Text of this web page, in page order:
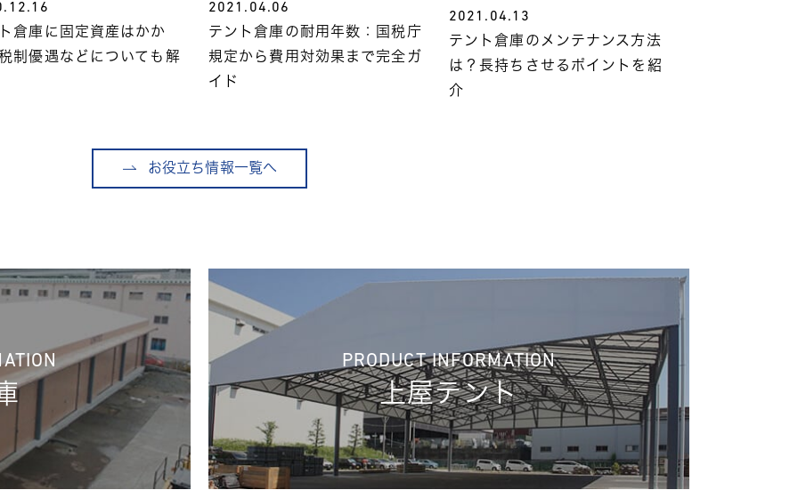
倉庫に固定資産はかか
制優遇などについても解
2021.04.06
テント倉庫の耐用年数：国税庁
規定から費用対効果まで完全ガ
イド
2021.04.13
テント倉庫のメンテナンス方法
は？長持ちさせるポイントを紹
介
お役立ち情報一覧へ
PRODUCT INFORMATION
上屋テント